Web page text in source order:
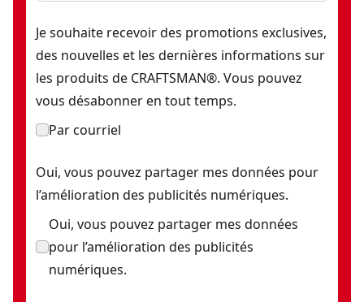
Je souhaite recevoir des promotions exclusives,
des nouvelles et les dernières informations sur
les produits de CRAFTSMAN®. Vous pouvez
vous désabonner en tout temps.
Par courriel
Oui, vous pouvez partager mes données pour
l’amélioration des publicités numériques.
Oui, vous pouvez partager mes données
pour l’amélioration des publicités
numériques.